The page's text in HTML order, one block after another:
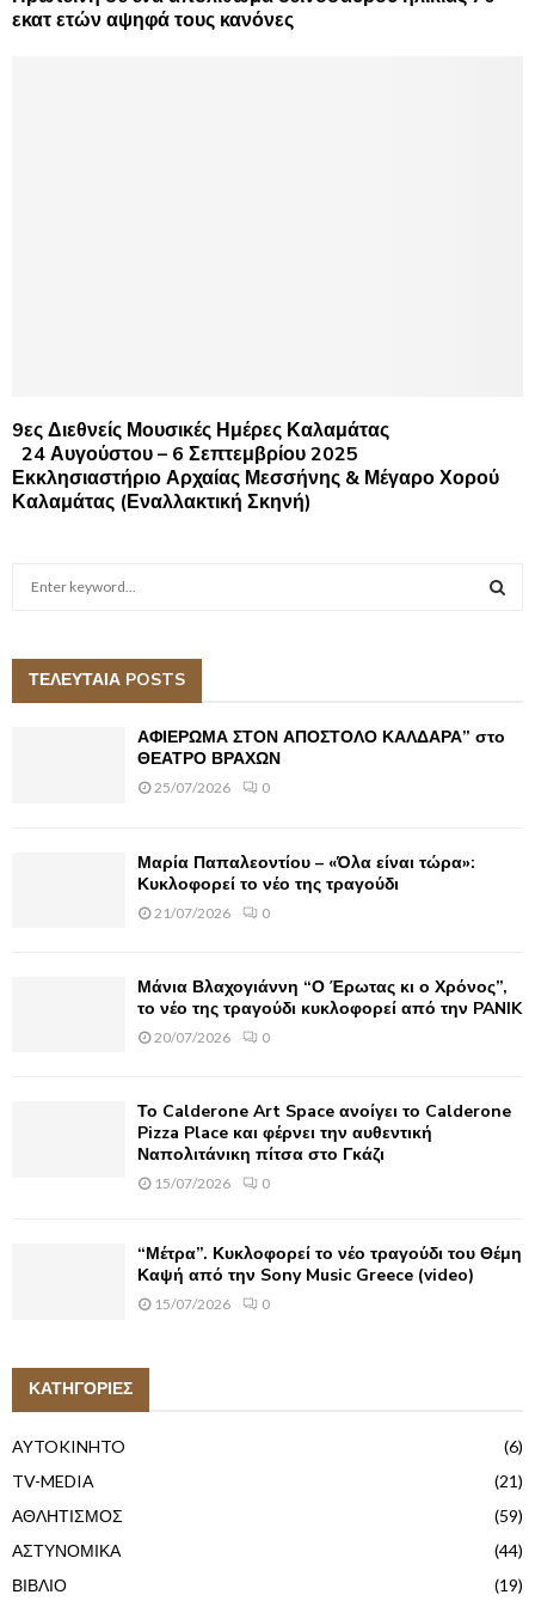
εκατ ετών αψηφά τους κανόνες
9ες Διεθνείς Μουσικές Ημέρες Καλαμάτας
24 Αυγούστου – 6 Σεπτεμβρίου 2025
Εκκλησιαστήριο Αρχαίας Μεσσήνης & Μέγαρο Χορού
Καλαμάτας (Εναλλακτική Σκηνή)
h
A
ΤΕΛΕΥΤΑΙΑ POSTS
ΑΦΙΕΡΩΜΑ ΣΤΟΝ ΑΠΟΣΤΟΛΟ ΚΑΛΔΑΡΑ” στο
ΘΕΑΤΡΟ ΒΡΑΧΩΝ
25/07/2026 0
Μαρία Παπαλεοντίου – «Όλα είναι τώρα»:
Κυκλοφορεί το νέο της τραγούδι
21/07/2026 0
Μάνια Βλαχογιάννη “Ο Έρωτας κι ο Χρόνος”,
το νέο της τραγούδι κυκλοφορεί από την PANIK
20/07/2026 0
Το Calderone Art Space ανοίγει το Calderone
Pizza Place και φέρνει την αυθεντική
Ναπολιτάνικη πίτσα στο Γκάζι
15/07/2026 0
“Μέτρα”. Κυκλοφορεί το νέο τραγούδι του Θέμη
Καψή από την Sony Music Greece (video)
15/07/2026 0
ΚΑΤΗΓΟΡΙΕΣ
AYTOKINHTO
(6)
TV-MEDIA
(21)
ΑΘΛΗΤΙΣΜΟΣ
(59)
ΑΣΤΥΝΟΜΙΚΑ
(44)
ΒΙΒΛΙΟ
(19)